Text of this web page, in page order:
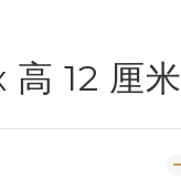
高 12 厘米